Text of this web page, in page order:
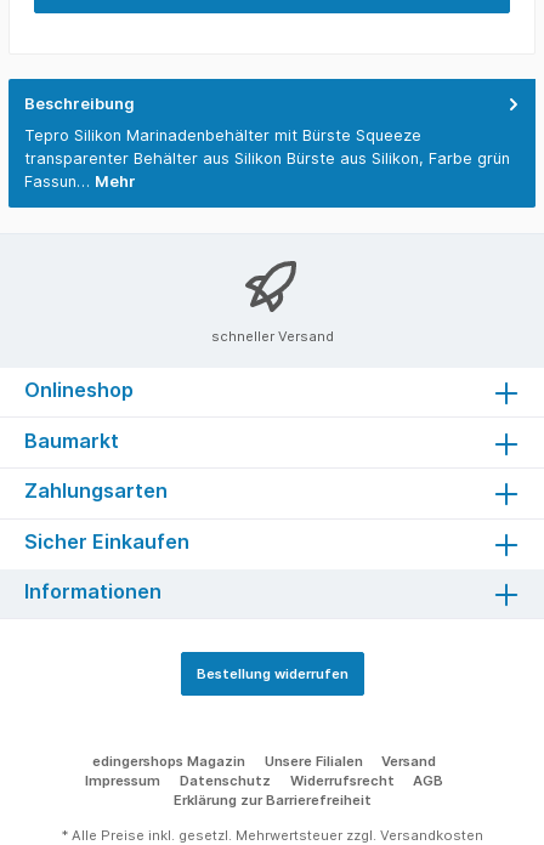
Beschreibung
Tepro Silikon Marinadenbehälter mit Bürste Squeeze
transparenter Behälter aus Silikon Bürste aus Silikon, Farbe grün
Fassun… Mehr
schneller Versand
Onlineshop
Baumarkt
Zahlungsarten
Sicher Einkaufen
Informationen
Bestellung widerrufen
edingershops Magazin Unsere Filialen
Versand
Impressum
Datenschutz Widerrufsrecht
AGB
Erklärung zur Barrierefreiheit
* Alle Preise inkl. gesetzl. Mehrwertsteuer zzgl. Versandkosten